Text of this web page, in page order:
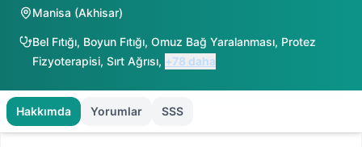
Manisa (Akhisar)
Bel Fıtığı, Boyun Fıtığı, Omuz Bağ Yaralanması, Protez
Fizyoterapisi, Sırt Ağrısı, +78 daha
Hakkımda Yorumlar SSS